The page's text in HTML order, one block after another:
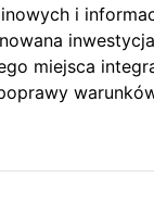
i
miejsca